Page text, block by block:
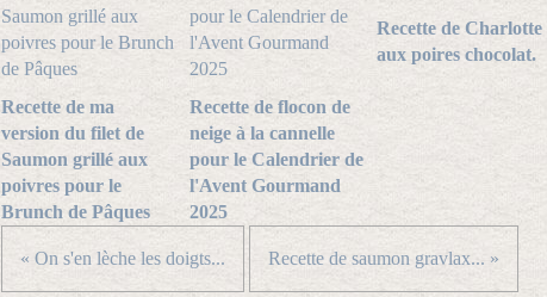
Recette de ma
version du filet de
Saumon grillé aux
poivres pour le
Brunch de Pâques
Recette de flocon de
neige à la cannelle
pour le Calendrier de
l'Avent Gourmand
2025
Recette de Charlotte
aux poires chocolat.
« On s'en lèche les doigts... Recette de saumon gravlax... »